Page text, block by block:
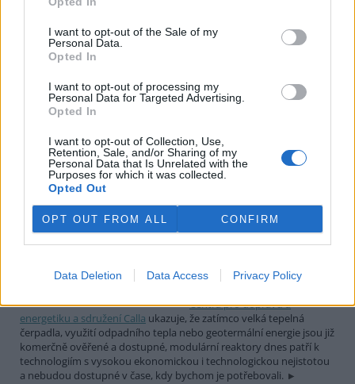
I want to opt-out of the Sale of my
Personal Data.
Opted In
I want to opt-out of processing my
Personal Data for Targeted Advertising.
Opted In
I want to opt-out of Collection, Use,
Retention, Sale, and/or Sharing of my
Personal Data that Is Unrelated with the
Purposes for which it was collected.
Opted Out
OPT OUT FROM ALL CONFIRM
Data Deletion Data Access Privacy Policy
stromek byl příliš malý a nesprávně zapěstovaný. Stromek byl
poškozen u báze kmene a z této rány se postupně rozšířila
nekróza, která strom dlouhodobě oslabovala. Strom byl
moči nebo negativní vlivy vyplývající z exponovaného místa na
Kulaťáku. Osobně mám podezření, že někdy v minulosti se k tomu
přidal i vandalismus. Pracovnice z našeho odboru stromek
samozřejmě, zálivka probíhala.
Spolky: Modulární reaktory uhlí v teplárnách
nenahradí, máme dostupnější možnosti
21.7.2026
Diskuse: 36
Jaderné modulární reaktory
náhradu spalování uhlí v
Centra pro dopravu a
energetiku a sdružení Calla ukazuje, že zatímco velká tepelná
čerpadla, využití odpadního tepla nebo geotermální energie jsou již
komerčně ověřené a dostupné, modulární reaktory dnes patří k
technologiím s vysokou ekonomickou i technologickou nejistotou
a nebudou dostupné v čase, kdy bychom je potřebovali.